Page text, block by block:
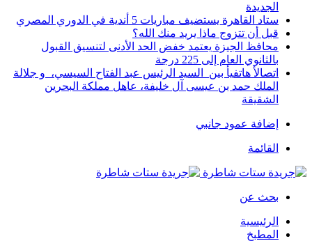
الجديدة
ستاد القاهرة يستضيف مباريات 5 أندية في الدوري المصري
قبل أن تتزوج ماذا يريد منك الله؟
محافظ الجيزة يعتمد خفض الحد الأدنى لتنسيق القبول
بالثانوي العام إلى 225 درجة
اتصالأ هاتفيأ بين السيد الرئيس عبد الفتاح السيسي، و جلالة
الملك حمد بن عيسى آل خليفة، عاهل مملكة البحرين
الشقيقة
إضافة عمود جانبي
القائمة
بحث عن
الرئيسية
المطبخ